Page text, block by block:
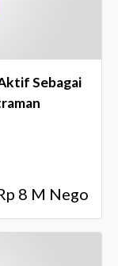
Sebagai
8 M Nego